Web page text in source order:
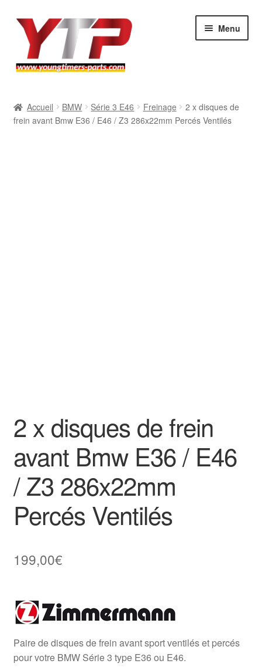
Aller
navigation
Aller
contenu
Menu
BMW
Accueil BMW Série 3 E46 Freinage
2 x disques de
frein avant Bmw E36 / E46 / Z3 286x22mm Percés Ventilés
2 x disques de frein
avant Bmw E36 / E46
/ Z3 286x22mm
Percés Ventilés
199,00€
Paire de disques de frein avant sport ventilés et percés
pour votre BMW Série 3 type E36 ou E46.